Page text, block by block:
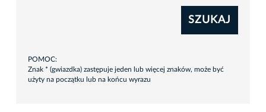
SZUKAJ
POMOC:
Znak * (gwiazdka) zastępuje jeden lub więcej znaków, może być
użyty na początku lub na końcu wyrazu